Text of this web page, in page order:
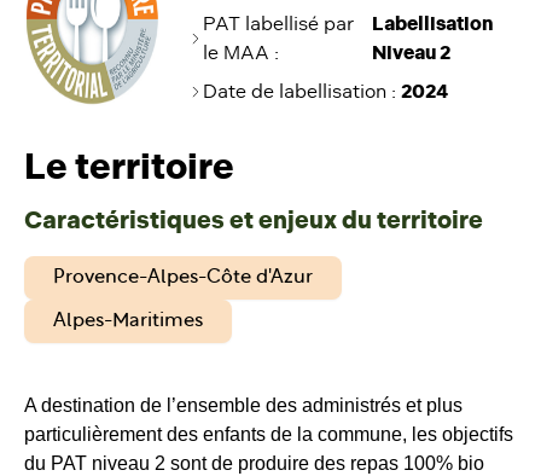
PAT labellisé par
le MAA :
Labellisation
Niveau 2
Date de labellisation : 2024
Le territoire
Caractéristiques et enjeux du territoire
Provence-Alpes-Côte d'Azur
Alpes-Maritimes
A destination de l’ensemble des administrés et plus
particulièrement des enfants de la commune, les objectifs
du PAT niveau 2 sont de produire des repas 100% bio